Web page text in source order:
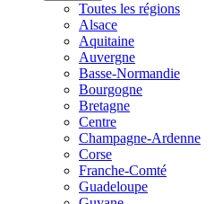
Toutes les régions
Alsace
Aquitaine
Auvergne
Basse-Normandie
Bourgogne
Bretagne
Centre
Champagne-Ardenne
Corse
Franche-Comté
Guadeloupe